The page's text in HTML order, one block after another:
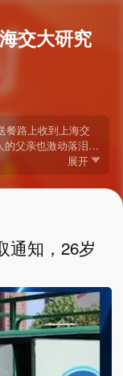
交大研究
餐路上收到上海交
父亲也激动落泪。
，他一人扛起重担，
加油！
展开
通知，26岁